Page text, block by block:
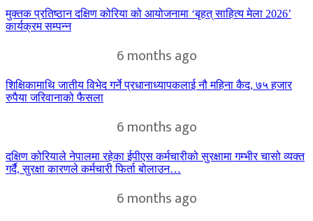
मुक्तक प्रतिष्ठान दक्षिण कोरिया को आयोजनामा ‘बृहत् साहित्य मेला 2026’
कार्यक्रम सम्पन्न
6 months ago
शिक्षिकामाथि जातीय विभेद गर्ने प्रधानाध्यापकलाई नौ महिना कैद, ७५ हजार
रुपैया जरिवानाको फैसला
6 months ago
दक्षिण कोरियाले नेपालमा रहेका ईपीएस कर्मचारीको सुरक्षामा गम्भीर चासो व्यक्त
गर्दै, सुरक्षा कारणले कर्मचारी फिर्ता बोलाउन…
6 months ago